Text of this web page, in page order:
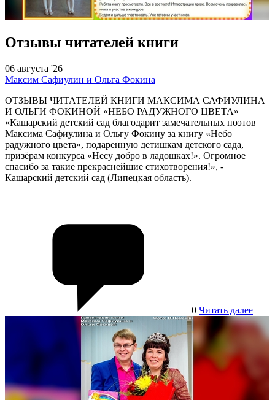
Отзывы читателей книги
06 августа '26
Максим Сафиулин и Ольга Фокина
ОТЗЫВЫ ЧИТАТЕЛЕЙ КНИГИ МАКСИМА САФИУЛИНА
И ОЛЬГИ ФОКИНОЙ «НЕБО РАДУЖНОГО ЦВЕТА»
«Кашарский детский сад благодарит замечательных поэтов
Максима Сафиулина и Ольгу Фокину за книгу «Небо
радужного цвета», подаренную детишкам детского сада,
призёрам конкурса «Несу добро в ладошках!». Огромное
спасибо за такие прекраснейшие стихотворения!», -
Кашарский детский сад (Липецкая область).
0 Читать далее